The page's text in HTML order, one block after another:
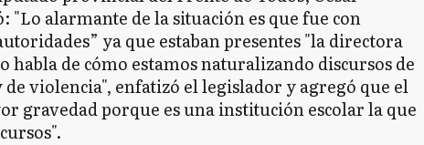
"Lo alarmante de la situación es que fue con
ya que estaban presentes "la directora
habla de cómo estamos naturalizando discursos de
violencia", enfatizó el legislador y agregó que el
gravedad porque es una institución escolar la que